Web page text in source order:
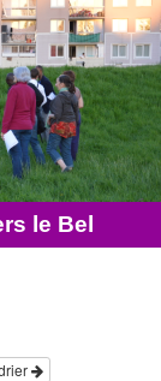
le Bel